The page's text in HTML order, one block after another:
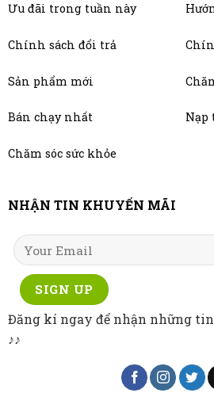
Ưu đãi trong tuần này
Chính sách đổi trả
Sản phẩm mới
Bán chạy nhất
Chăm sóc sức khỏe
Nạp
NHẬN TIN KHUYẾN MÃI
Đăng kí ngay để nhận những
♪♪